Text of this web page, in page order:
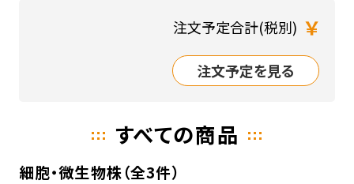
注文予定合計(税別) ￥
注文予定を見る
すべての商品
細胞・微生物株（全3件）